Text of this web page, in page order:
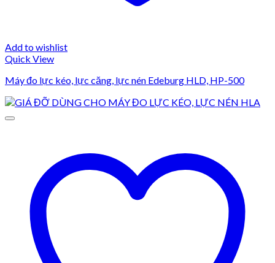
Add to wishlist
Quick View
Máy đo lực kéo, lực căng, lực nén Edeburg HLD, HP-500